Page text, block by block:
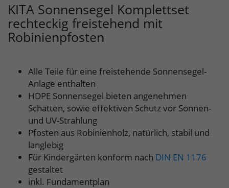
KITA Sonnensegel Komplettset
rechteckig freistehend mit
Robinienpfosten
Alle Teile für eine freistehende Sonnensegel-
Anlage enthalten
HDPE Sonnensegel bieten angenehmen
Schatten, sowie effektiven Schutz vor Sonnen-
und UV-Strahlung
Pfosten aus Robinienholz, natürlich, stabil und
langlebig
Für Kindergärten konform nach DIN EN 1176
gestaltet
inkl. Fundamentplan